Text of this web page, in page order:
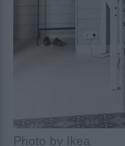
Photo by Ikea